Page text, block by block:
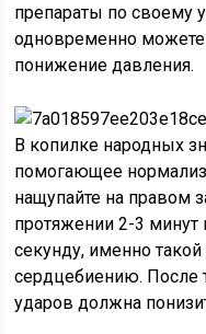
препараты по своему
одновременно
понижение давления.
В копилке народных
помогающее
нащупайте на правом
протяжении 2-3
секунду, именно
сердцебиению. После
ударов должна